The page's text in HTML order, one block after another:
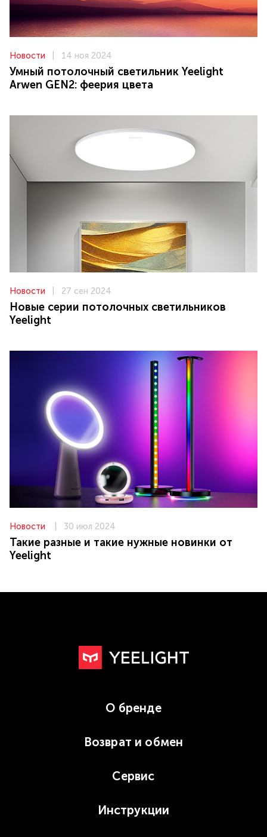
Новости 14 ноя 2024
Умный потолочный светильник Yeelight
Arwen GEN2: феерия цвета
Новости 27 сен 2024
Новые серии потолочных светильников
Yeelight
Новости 30 июл 2024
Такие разные и такие нужные новинки от
Yeelight
О бренде
Возврат и обмен
Сервис
Инструкции